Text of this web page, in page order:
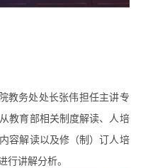
务处处长张伟担任主讲专
教育部相关制度解读、人培
容解读以及修（制）订人培
行讲解分析。